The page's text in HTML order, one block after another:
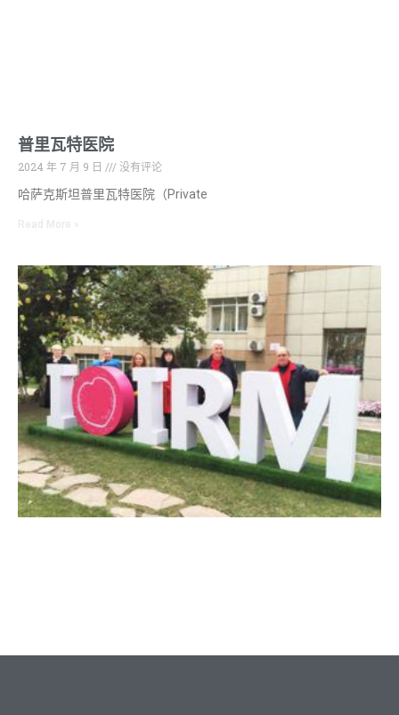
普里瓦特医院
2024 年 7 月 9 日
没有评论
哈萨克斯坦普里瓦特医院（Private